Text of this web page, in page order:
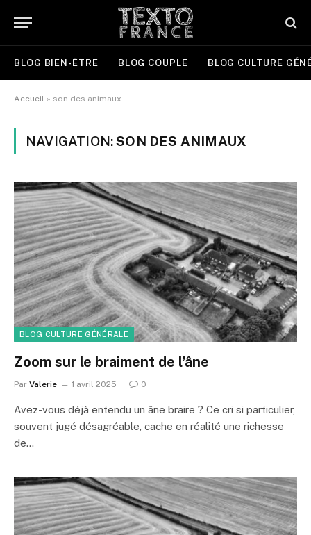
BLOG BIEN-ÊTRE BLOG COUPLE BLOG CULTURE
Accueil » son des animaux
NAVIGATION:SON DES ANIMAUX
BLOG CULTURE GÉNÉRALE
Zoom sur le braiment de l’âne
Par Valerie 1 avril 2025 0
Avez-vous déjà entendu un âne braire ? Ce cri si particulier,
souvent jugé désagréable, cache en réalité une richesse
de…